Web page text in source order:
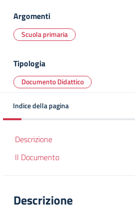
Argomenti
Scuola primaria
Tipologia
Documento Didattico
Indice della pagina
Descrizione
Il Documento
Descrizione